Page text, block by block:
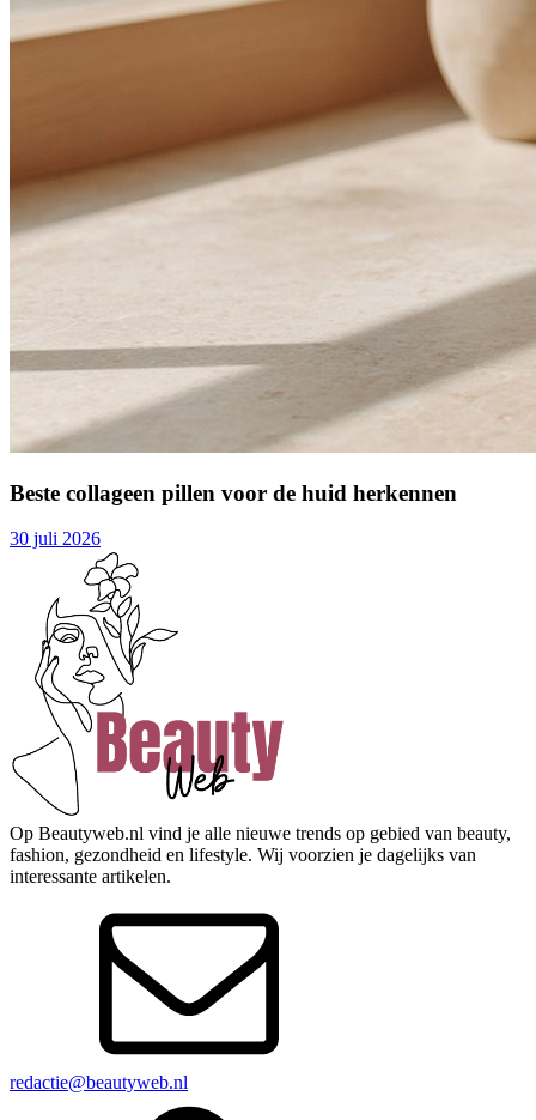
Beste collageen pillen voor de huid herkennen
30 juli 2026
Op Beautyweb.nl vind je alle nieuwe trends op gebied van beauty,
fashion, gezondheid en lifestyle. Wij voorzien je dagelijks van
interessante artikelen.
redactie@beautyweb.nl